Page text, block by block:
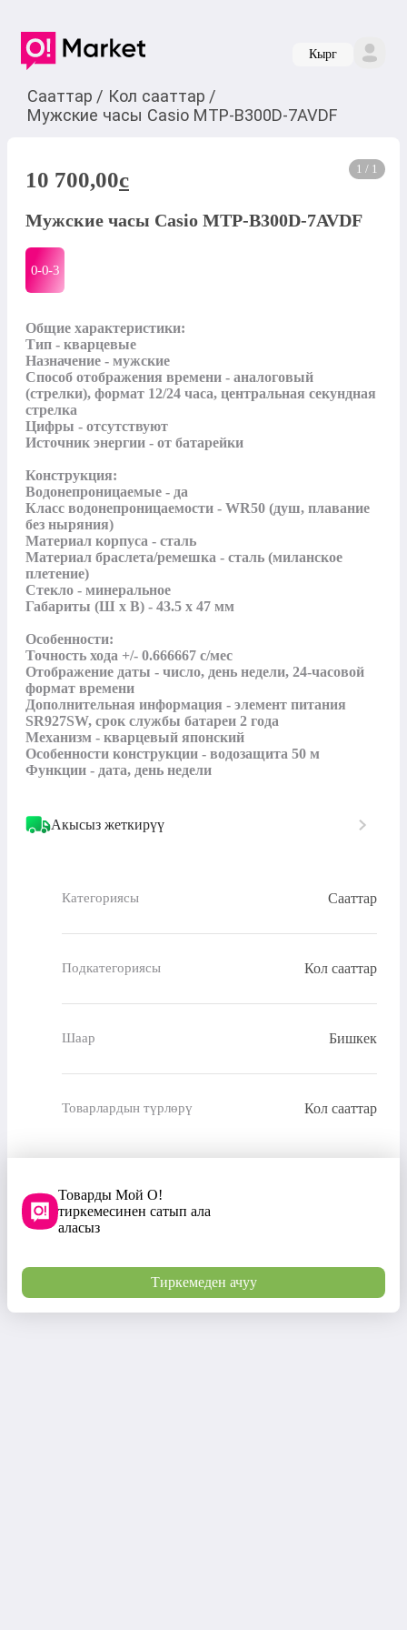
Кырг
Сааттар / Кол сааттар /
Мужские часы Casio MTP-B300D-7AVDF
1 / 1
10 700,00c
Мужские часы Casio MTP-B300D-7AVDF
0-0-3
Общие характеристики:
Тип - кварцевые
Назначение - мужские
Способ отображения времени - аналоговый
(стрелки), формат 12/24 часа, центральная секундная
стрелка
Цифры - отсутствуют
Источник энергии - от батарейки
Конструкция:
Водонепроницаемые - да
Класс водонепроницаемости - WR50 (душ, плавание
без ныряния)
Материал корпуса - сталь
Материал браслета/ремешка - сталь (миланское
плетение)
Стекло - минеральное
Габариты (Ш x В) - 43.5 x 47 мм
Особенности:
Точность хода +/- 0.666667 с/мес
Отображение даты - число, день недели, 24-часовой
формат времени
Дополнительная информация - элемент питания
SR927SW, срок службы батареи 2 года
Механизм - кварцевый японский
Особенности конструкции - водозащита 50 м
Функции - дата, день недели
Акысыз жеткирүү
Категориясы Сааттар
Подкатегориясы Кол сааттар
Шаар Бишкек
Товарлардын түрлөрү Кол сааттар
Товарды Мой О!
тиркемесинен сатып ала
аласыз
Тиркемеден ачуу